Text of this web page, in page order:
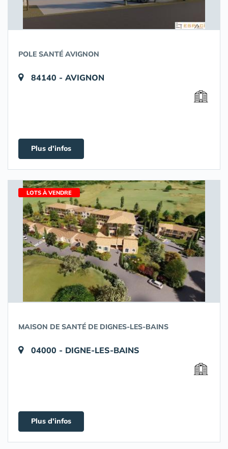
POLE SANTÉ AVIGNON
84140 - AVIGNON
Plus d'infos
LOTS À VENDRE
MAISON DE SANTÉ DE DIGNES-LES-BAINS
04000 - DIGNE-LES-BAINS
Plus d'infos